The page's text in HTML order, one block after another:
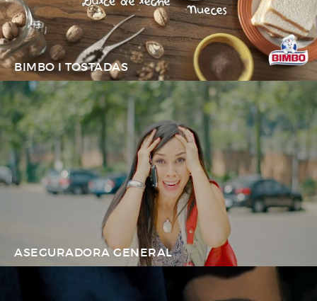
BIMBO I TOSTADAS
ASEGURADORA GENERAL